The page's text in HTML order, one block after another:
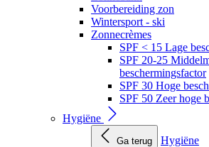
Voorbereiding zon
Wintersport - ski
Zonnecrèmes
SPF < 15 Lage
SPF 20-25
beschermingsfactor
SPF 30 Hoge
SPF 50 Zeer hoge
Hygiëne
Ga terug
Hygiëne